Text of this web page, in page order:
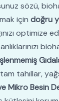
sözü,
için doğru
optimize
tahıllar,
Mikro Besin